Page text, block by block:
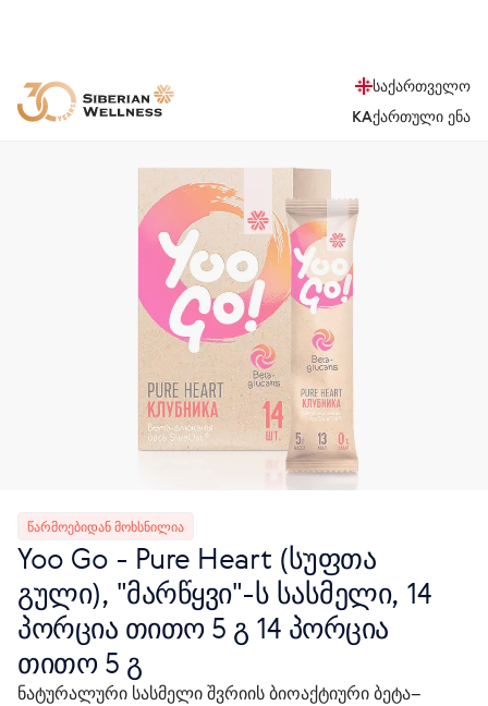
საქართველო
KAქართული ენა
ᲬᲐᲠᲛᲝᲔᲑᲘᲓᲐᲜ ᲛᲝᲮᲡᲜᲘᲚᲘᲐ
Yoo Gо - Pure Heart (სუფთა
გული), "მარწყვი"-ს სასმელი, 14
პორცია თითო 5 გ 14 პორცია
თითო 5 გ
ნატურალური სასმელი შვრიის ბიოაქტიური ბეტა–